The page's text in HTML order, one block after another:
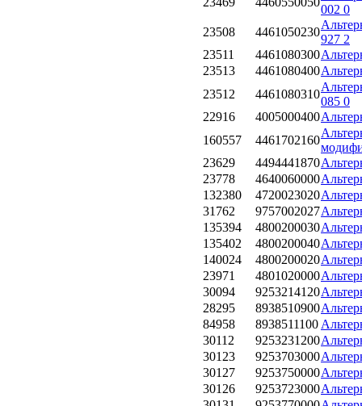
002 0
23508
4461050230
927 2
23511
4461080300
23513
4461080400
23512
4461080310
085 0
22916
4005000400
160557
4461702160
23629
4494441870
23778
4640060000
132380
4720023020
31762
9757002027
135394
4800200030
135402
4800200040
140024
4800200020
23971
4801020000
30094
9253214120
28295
8938510900
84958
8938511100
30112
9253231200
30123
9253703000
30127
9253750000
30126
9253723000